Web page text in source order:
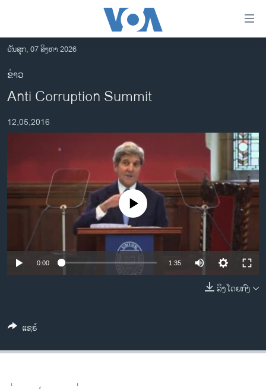
ເຂົ້າ
ຫາ
ຂ້າມ
ຂ້າມ
ໄປ
ອາເມຣິກາ
ການເລືອກຕັ້ງ ປະທານາທີບໍດີ ສະຫະລັດ 2024
ເອເຊຍ
ອິດສະຫຼະພາບດ້ານການຂ່າວ
ຊຸມຊົນຊາວລາວ
ວິທະຍາສາດ-ເທັກໂນໂລຈີ
ພາສາອັງກິດ
ລາຍການກະຈາຍສຽງ
ວັນສຸກ, 07 ສິງຫາ 2026
ຂ່າວ
Anti Corruption Summit
12,05,2016
No media source currently available
0:00 1:35
ລິງໂດຍກົງ
ແຊຣ໌